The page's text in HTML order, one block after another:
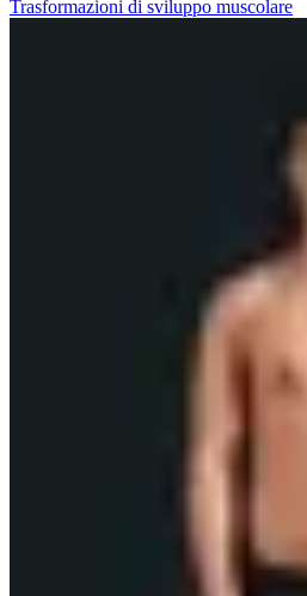
Trasformazioni di sviluppo muscolare